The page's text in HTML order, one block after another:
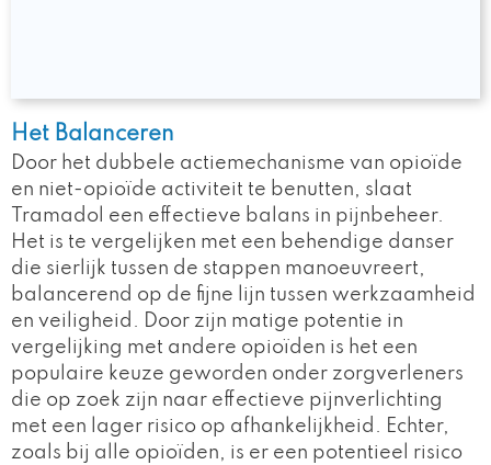
Het Balanceren
Door het dubbele actiemechanisme van opioïde
en niet-opioïde activiteit te benutten, slaat
Tramadol een effectieve balans in pijnbeheer.
Het is te vergelijken met een behendige danser
die sierlijk tussen de stappen manoeuvreert,
balancerend op de fijne lijn tussen werkzaamheid
en veiligheid. Door zijn matige potentie in
vergelijking met andere opioïden is het een
populaire keuze geworden onder zorgverleners
die op zoek zijn naar effectieve pijnverlichting
met een lager risico op afhankelijkheid. Echter,
zoals bij alle opioïden, is er een potentieel risico